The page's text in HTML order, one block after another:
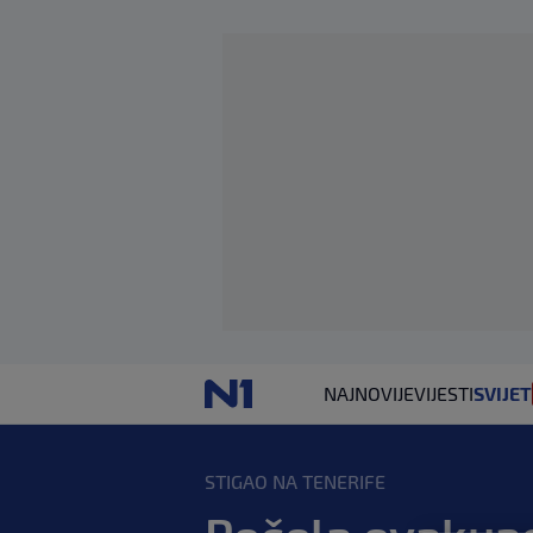
NAJNOVIJEVIJESTISVIJET
STIGAO NA TENERIFE